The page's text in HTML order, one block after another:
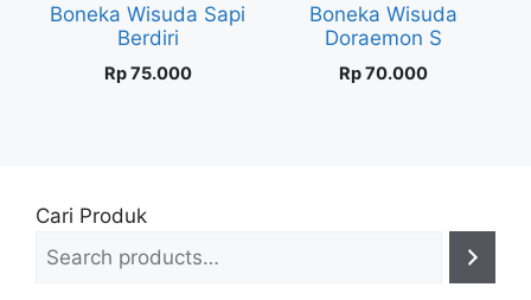
Boneka Wisuda Sapi
Berdiri
Rp75.000
Boneka Wisuda
Doraemon S
Rp70.000
Cari Produk